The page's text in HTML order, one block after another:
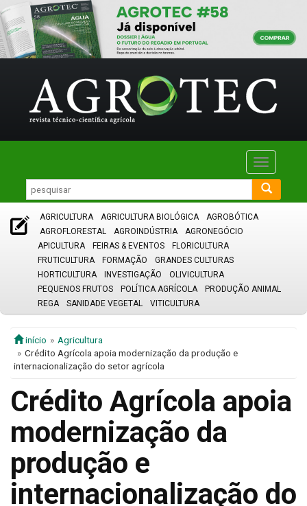
Toggle
AGRICULTURA AGRICULTURA BIOLÓGICA
AGROBÓTICA
AGROFLORESTAL
AGROINDÚSTRIA
AGRONEGÓCIO
APICULTURA
FEIRAS & EVENTOS
FLORICULTURA
FRUTICULTURA
FORMAÇÃO
GRANDES CULTURAS
HORTICULTURA
INVESTIGAÇÃO
OLIVICULTURA
PEQUENOS FRUTOS
POLÍTICA AGRÍCOLA
PRODUÇÃO ANIMAL
REGA
SANIDADE VEGETAL VITICULTURA
início
Agricultura
Crédito Agrícola apoia modernização da produção e
internacionalização do setor agrícola
Crédito Agrícola apoia
modernização da
produção e
internacionalização do